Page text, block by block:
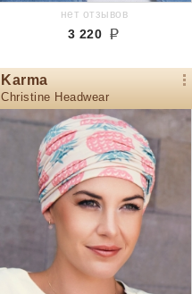
нет отзывов
3 220
Karma
Christine Headwear